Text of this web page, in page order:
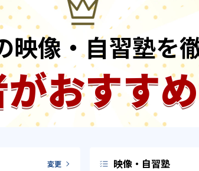
映像・自習塾を
おすす
変更 映像・自習塾